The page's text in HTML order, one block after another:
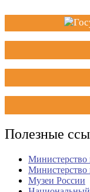
Полезные
Министерство
Министерство
Музеи России